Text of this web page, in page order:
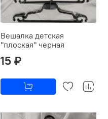
Вешалка детская
"плоская" черная
15 ₽